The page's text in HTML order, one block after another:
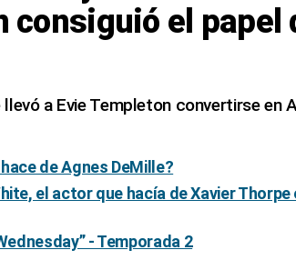
consiguió el papel
a Evie Templeton convertirse en
de Agnes DeMille?
el actor que hacía de Xavier Thorpe
- Temporada 2